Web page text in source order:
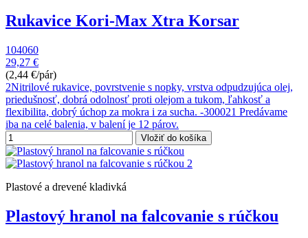
Rukavice Kori-Max Xtra Korsar
104060
29,27 €
(2,44 €/pár)
2Nitrilové rukavice, povrstvenie s nopky, vrstva odpudzujúca olej,
priedušnosť, dobrá odolnosť proti olejom a tukom, ľahkosť a
flexibilita, dobrý úchop za mokra i za sucha. -300021 Predávame
iba na celé balenia, v balení je 12 párov.
Vložiť do košíka
Plastové a drevené kladivká
Plastový hranol na falcovanie s rúčkou